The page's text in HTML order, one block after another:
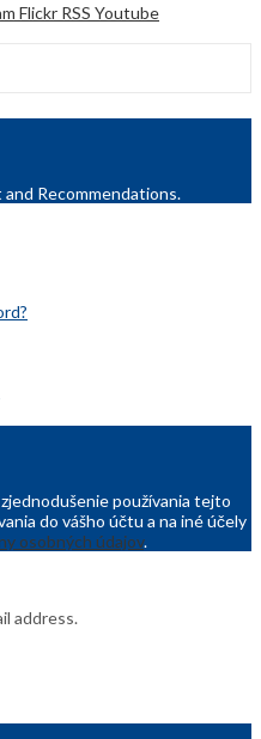
Flickr RSS Youtube
Recommendations.
používania tejto
do vášho účtu a na iné účely
osobných údajov.
address.